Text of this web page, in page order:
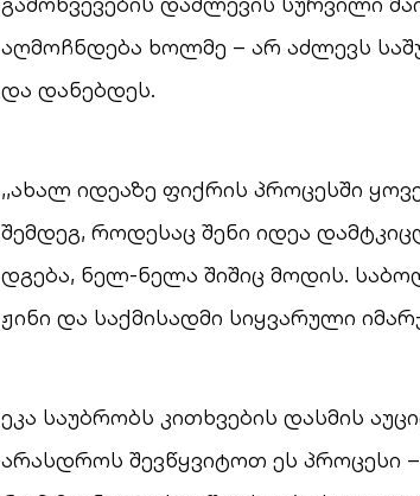
აღმოჩნდება ხოლმე – არ აძლევს
და დანებდეს.
,,ახალ იდეაზე ფიქრის პროცესში
შემდეგ, როდესაც შენი იდეა
დგება, ნელ-ნელა შიშიც მოდის.
ჟინი და საქმისადმი სიყვარული
ეკა საუბრობს კითხვების დასმის
არასდროს შევწყვიტოთ ეს პროცესი